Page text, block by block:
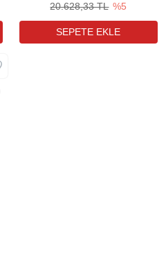
20.628,33 TL %5